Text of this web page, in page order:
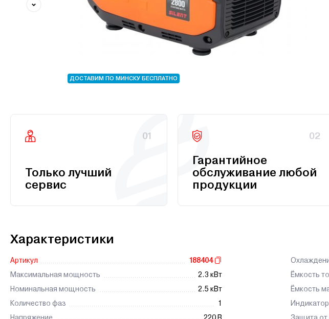
ДОСТАВИМ ПО МИНСКУ БЕСПЛАТНО
01
Только лучший
сервис
02
Гарантийное
обслуживание любой
продукции
Характеристики
Артикул
188404
Максимальная мощность
2.3 кВт
Номинальная мощность
2.5 кВт
Количество фаз
1
Ёмкость
Ёмкость